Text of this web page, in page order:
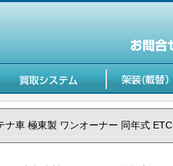
車 極東製 ワンオーナー 同年式 ETC